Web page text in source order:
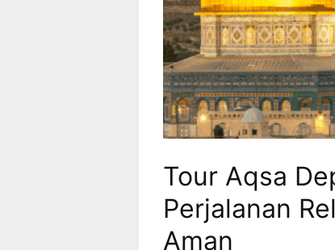
Tour Aqsa
Perjalanan
Aman